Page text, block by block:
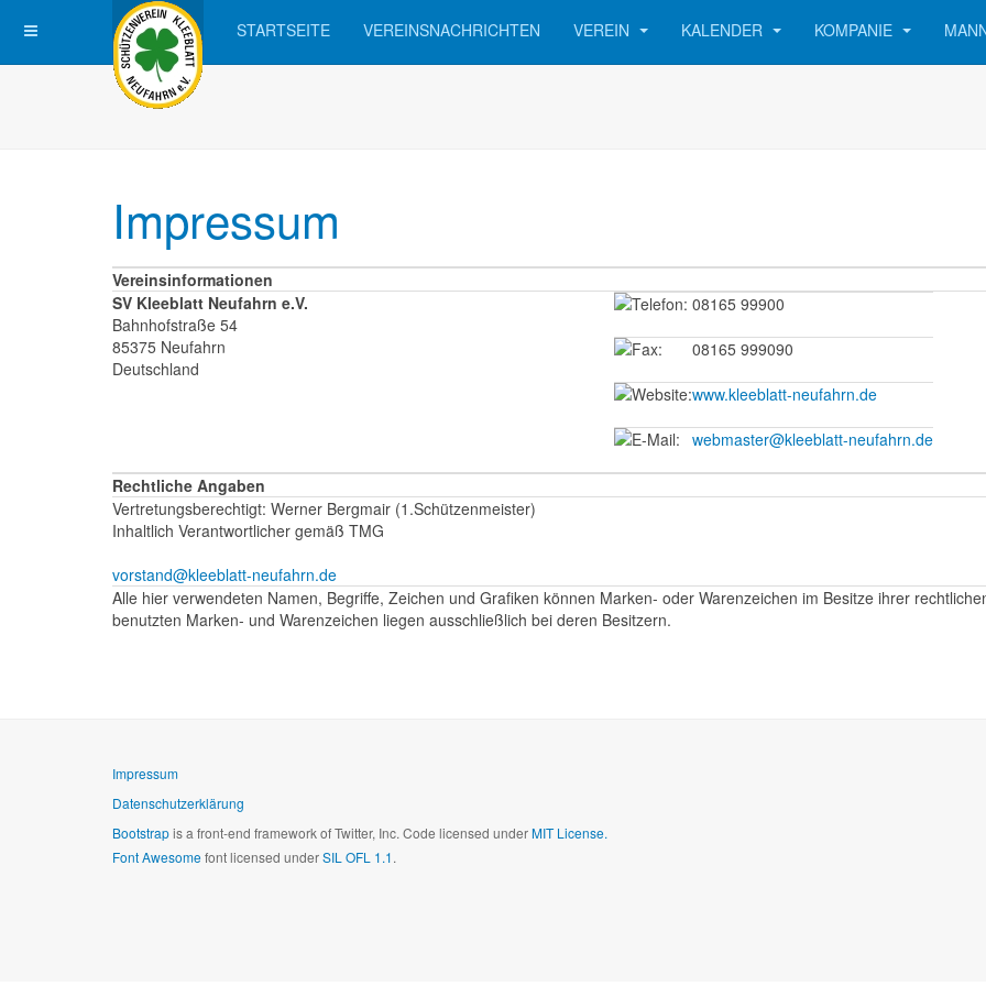
STARTSEITE VEREINSNACHRICHTEN VEREIN KALENDER KOMPANIE
Impressum
Vereinsinformationen
SV Kleeblatt Neufahrn e.V.
Bahnhofstraße 54
85375 Neufahrn
Deutschland
08165 99900
08165 999090
www.kleeblatt-neufahrn.de
webmaster@kleeblatt-neufahrn.de
Rechtliche Angaben
Vertretungsberechtigt: Werner Bergmair (1.Schützenmeister)
Inhaltlich Verantwortlicher gemäß TMG
vorstand@kleeblatt-neufahrn.de
Alle hier verwendeten Namen, Begriffe, Zeichen und Grafiken können Marken- oder Warenzeichen im Besitze ihrer
benutzten Marken- und Warenzeichen liegen ausschließlich bei deren Besitzern.
Impressum
Datenschutzerklärung
Bootstrapis a front-end framework of Twitter, Inc. Code licensed underMIT License.
Font Awesomefont licensed underSIL OFL 1.1.